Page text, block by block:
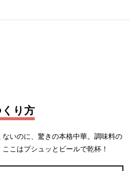
り方
いのに、驚きの本格中華。調味料の
こはプシュッとビールで乾杯！